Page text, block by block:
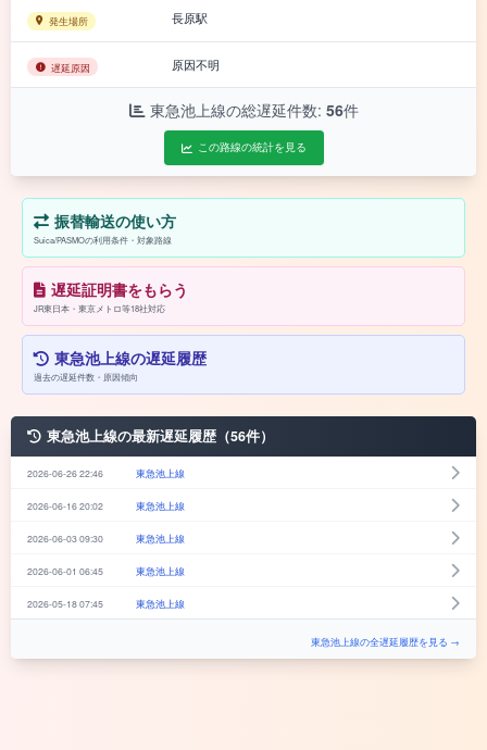
発生場所 長原駅
遅延原因 原因不明
東急池上線の総遅延件数: 56件
この路線の統計を見る
振替輸送の使い方
Suica/PASMOの利用条件・対象路線
遅延証明書をもらう
JR東日本・東京メトロ等18社対応
東急池上線の遅延履歴
過去の遅延件数・原因傾向
東急池上線の最新遅延履歴（56件）
2026-06-26 22:46 東急池上線
2026-06-16 20:02 東急池上線
2026-06-03 09:30 東急池上線
2026-06-01 06:45 東急池上線
2026-05-18 07:45 東急池上線
東急池上線の全遅延履歴を見る →